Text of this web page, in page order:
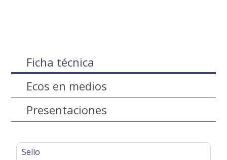
Ficha técnica
Ecos en medios
Presentaciones
Sello